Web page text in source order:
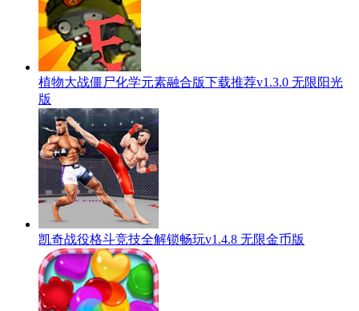
植物大战僵尸化学元素融合版下载推荐v1.3.0 无限阳光
版
凯奇战役格斗竞技全解锁畅玩v1.4.8 无限金币版